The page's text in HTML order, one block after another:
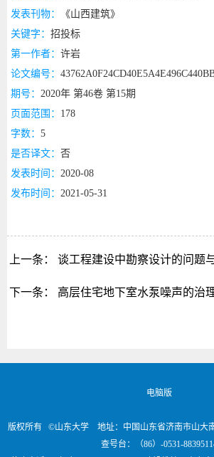
发表刊物：
《山西建筑》
关键字： 招投标
第一作者： 许岩
论文编号：
期号： 2020年 第46卷 第15期
页面范围： 178
字数： 5
是否译文： 否
发表时间： 2020-08
发布时间： 2021-05-31
上一条： 谈工程建设中勘察设计的问题
下一条： 高层住宅地下室水泵噪声的治
电脑版
版权所有 ©山东大学 地址：中国山东省济南市山大
查号台：（86）-0531-